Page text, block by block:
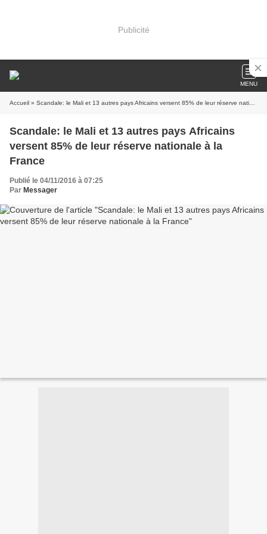
Publicité
MENU
Accueil » Scandale: le Mali et 13 autres pays Africains versent 85% de leur réserve nationale à la France
Scandale: le Mali et 13 autres pays Africains
versent 85% de leur réserve nationale à la
France
Publié le 04/11/2016 à 07:25
Par Messager